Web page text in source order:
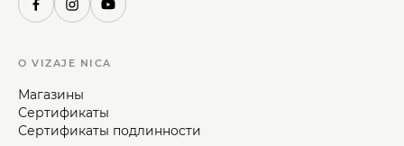
О VIZAJE NICA
Магазины
Сертификаты
Сертификаты подлинности